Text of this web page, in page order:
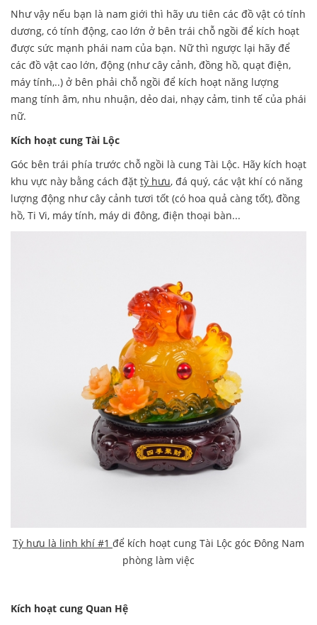
Như vậy nếu bạn là nam giới thì hãy ưu tiên các đồ vật có tính
dương, có tính động, cao lớn ở bên trái chỗ ngồi để kích hoạt
được sức mạnh phái nam của bạn. Nữ thì ngược lại hãy để
các đồ vật cao lớn, động (như cây cảnh, đồng hồ, quạt điện,
máy tính,..) ở bên phải chỗ ngồi để kích hoạt năng lượng
mang tính âm, nhu nhuận, dẻo dai, nhạy cảm, tinh tế của phái
nữ.
Kích hoạt cung Tài Lộc
Góc bên trái phía trước chỗ ngồi là cung Tài Lộc. Hãy kích hoạt
khu vực này bằng cách đặt tỳ hưu, đá quý, các vật khí có năng
lượng động như cây cảnh tươi tốt (có hoa quả càng tốt), đồng
hồ, Ti Vi, máy tính, máy di đông, điện thoại bàn...
Tỳ hưu là linh khí #1 để kích hoạt cung Tài Lộc góc Đông Nam
phòng làm việc
Kích hoạt cung Quan Hệ